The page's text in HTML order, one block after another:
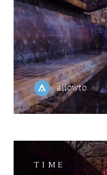
allowto
TIME